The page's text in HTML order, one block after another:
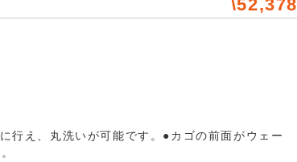
\52,378
行え、丸洗いが可能です。●カゴの前面がウェー